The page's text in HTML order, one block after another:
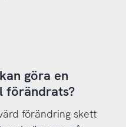
göra en
förändrats?
förändring skett